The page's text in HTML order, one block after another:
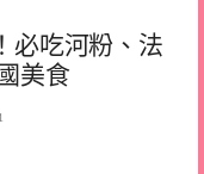
必吃河粉、法
美食